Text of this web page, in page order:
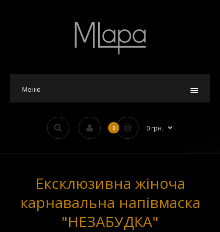
Меню
0 0 грн.
Ексклюзивна жіноча
карнавальна напівмаска
"НЕЗАБУДКА"